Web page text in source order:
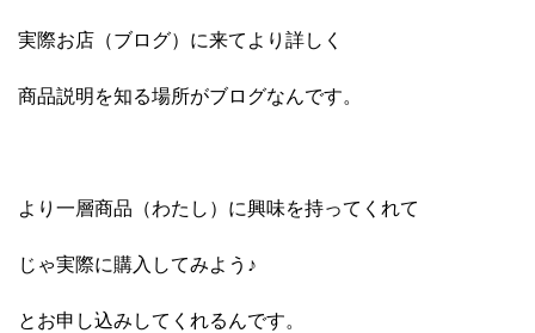
実際お店（ブログ）に来てより詳しく
商品説明を知る場所がブログなんです。
より一層商品（わたし）に興味を持ってくれて
じゃ実際に購入してみよう♪
とお申し込みしてくれるんです。